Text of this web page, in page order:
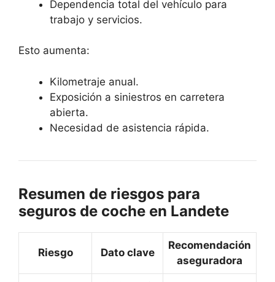
Dependencia total del vehículo para
trabajo y servicios.
Esto aumenta:
Kilometraje anual.
Exposición a siniestros en carretera
abierta.
Necesidad de asistencia rápida.
Resumen de riesgos para
seguros de coche en Landete
Riesgo Dato clave
Recomendación
aseguradora